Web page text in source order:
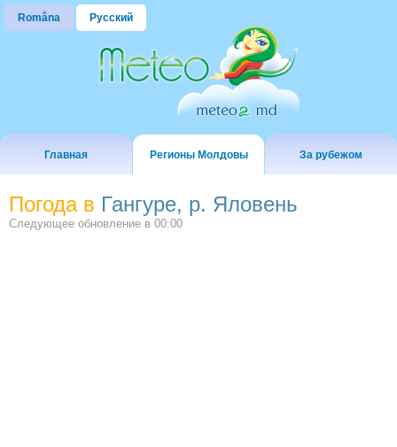
Româna Русский
Главная Регионы Молдовы За рубежом
Погода в Гангуре, р. Яловень
Следующее обновление в 00:00